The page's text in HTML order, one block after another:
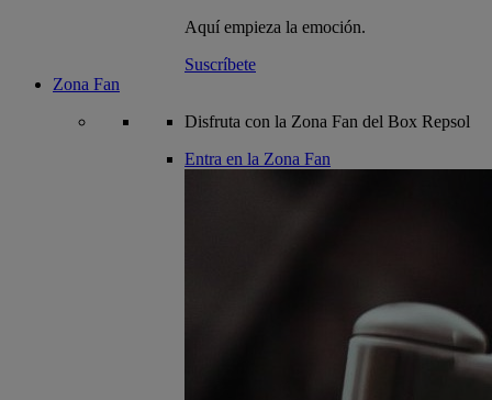
Aquí empieza la emoción.
Suscríbete
Zona Fan
Disfruta con la Zona Fan del Box Repsol
Entra en la Zona Fan